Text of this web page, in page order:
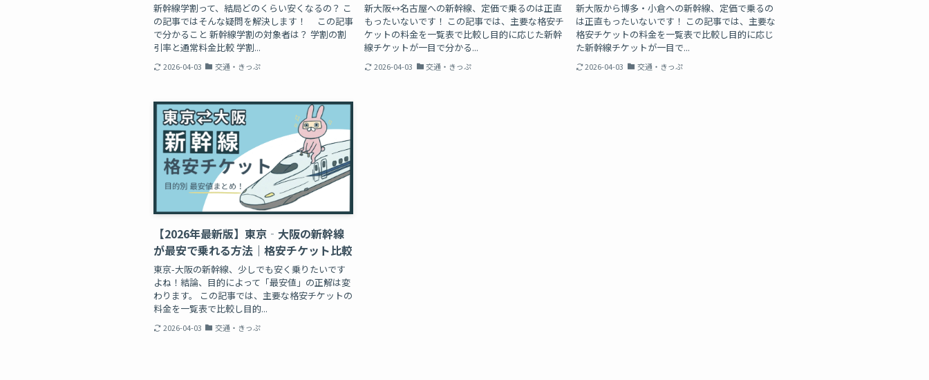
新幹線学割って、結局どのくらい安くなるの？ こ
の記事ではそんな疑問を解決します！ この記事
で分かること 新幹線学割の対象者は？ 学割の割
引率と通常料金比較 学割...
2026-04-03 交通・きっぷ
新大阪↔︎名古屋への新幹線、定価で乗るのは正直
もったいないです！ この記事では、主要な格安チ
ケットの料金を一覧表で比較し目的に応じた新幹
線チケットが一目で分かる...
2026-04-03 交通・きっぷ
新大阪から博多・小倉への新幹線、定価で乗るの
は正直もったいないです！ この記事では、主要な
格安チケットの料金を一覧表で比較し目的に応じ
た新幹線チケットが一目で...
2026-04-03 交通・きっぷ
【2026年最新版】東京‐大阪の新幹線
が最安で乗れる方法｜格安チケット比較
東京-大阪の新幹線、少しでも安く乗りたいです
よね！結論、目的によって「最安値」の正解は変
わります。 この記事では、主要な格安チケットの
料金を一覧表で比較し目的...
2026-04-03 交通・きっぷ